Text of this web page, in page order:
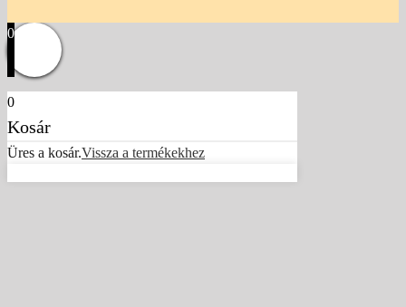
0
0
Kosár
Üres a kosár.Vissza a termékekhez